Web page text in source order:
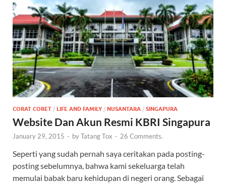
CORAT CORET / LIFE AND FAMILY / NUSANTARA / SINGAPURA
Website Dan Akun Resmi KBRI Singapura
January 29, 2015 - byTatang Tox - 26 Comments.
Seperti yang sudah pernah saya ceritakan pada posting-
posting sebelumnya, bahwa kami sekeluarga telah
memulai babak baru kehidupan di negeri orang. Sebagai